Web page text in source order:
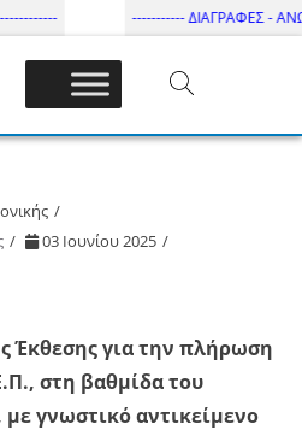
----------- ΔΙΑΓΡΑΦΕΣ -
– ΔΙ.ΠΑ.Ε
03 Ιουνίου 2025
Έκθεσης για την πλήρωση
στη βαθμίδα του
γνωστικό αντικείμενο